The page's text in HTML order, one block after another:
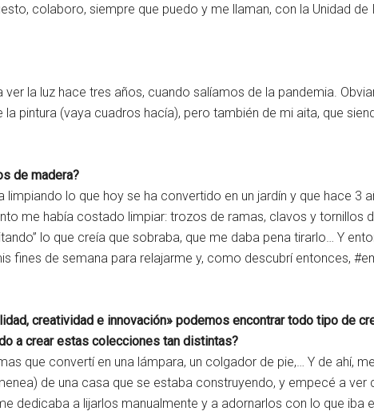
colaboro, siempre que puedo y me llaman, con la Unidad
la luz hace tres años, cuando salíamos de la pandemia.
pintura (vaya cuadros hacía), pero también de mi aita, que
de madera?
lo que hoy se ha convertido en un jardín y que hace 3
me había costado limpiar: trozos de ramas, clavos y tornillos
lo que creía que sobraba, que me daba pena tirarlo… Y
fines de semana para relajarme y, como descubrí entonces,
creatividad e innovación» podemos encontrar todo tipo de
a crear estas colecciones tan distintas?
que convertí en una lámpara, un colgador de pie,… Y de ahí,
de una casa que se estaba construyendo, y empecé a ver
dedicaba a lijarlos manualmente y a adornarlos con lo que